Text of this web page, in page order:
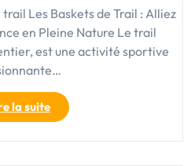
Les Baskets de Trail : Alliez
en Pleine Nature Le trail
est une activité sportive
la suite"Choisir
les
Meilleures